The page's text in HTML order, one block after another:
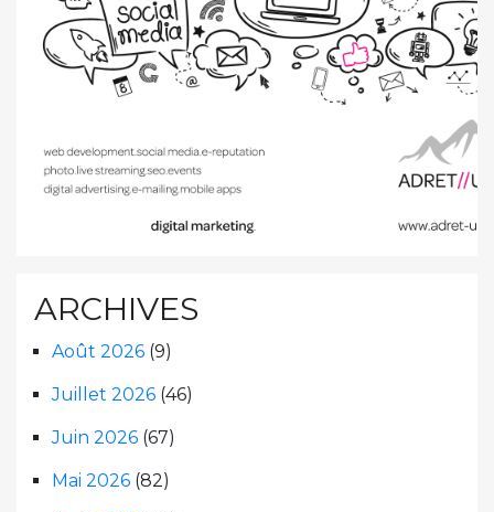
ARCHIVES
Août 2026 (9)
Juillet 2026 (46)
Juin 2026 (67)
Mai 2026 (82)